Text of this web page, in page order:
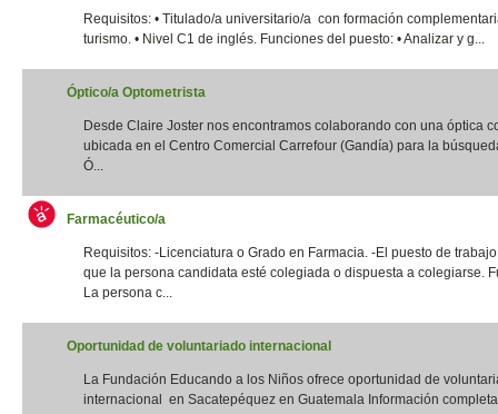
Requisitos: • Titulado/a universitario/a con formación
turismo. • Nivel C1 de inglés. Funciones del puesto: • Analizar y g...
Óptico/a Optometrista
Desde Claire Joster nos encontramos colaborando con una óptica
ubicada en el Centro Comercial Carrefour (Gandía) para la
Ó...
Farmacéutico/a
Requisitos: -Licenciatura o Grado en Farmacia. -El puesto de
que la persona candidata esté colegiada o dispuesta a colegiarse.
La persona c...
Oportunidad de voluntariado internacional
La Fundación Educando a los Niños ofrece oportunidad de
internacional en Sacatepéquez en Guatemala Información